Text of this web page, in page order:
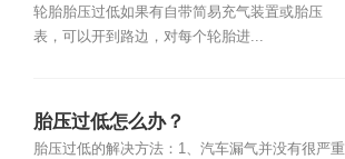
轮胎胎压过低如果有自带简易充气装置或胎压
表，可以开到路边，对每个轮胎进...
胎压过低怎么办？
胎压过低的解决方法：1、汽车漏气并没有很严重